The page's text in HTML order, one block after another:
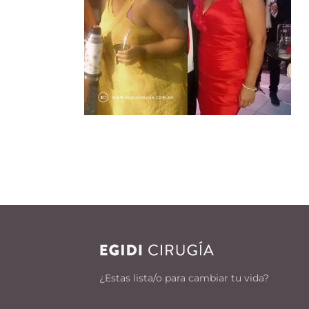
¿Estas lista/o para cambiar tu vida?